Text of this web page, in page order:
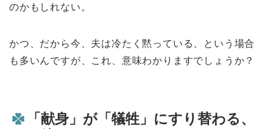
のかもしれない。
かつ、だから今、夫は冷たく黙っている、という場合
も多いんですが、これ、意味わかりますでしょうか？
「献身」が「犠牲」にすり替わる、